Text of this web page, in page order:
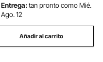
Entrega:tan pronto como Mié.
Ago. 12
Añadir al carrito